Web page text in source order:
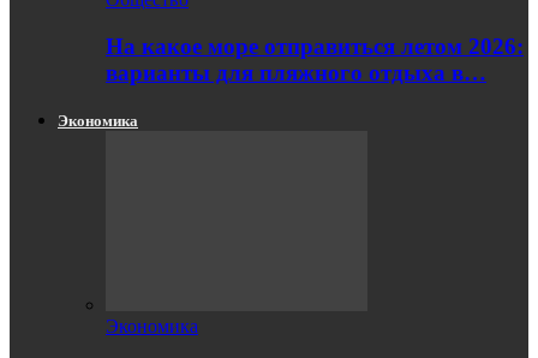
На какое море отправиться летом 2026:
варианты для пляжного отдыха в…
Экономика
Экономика